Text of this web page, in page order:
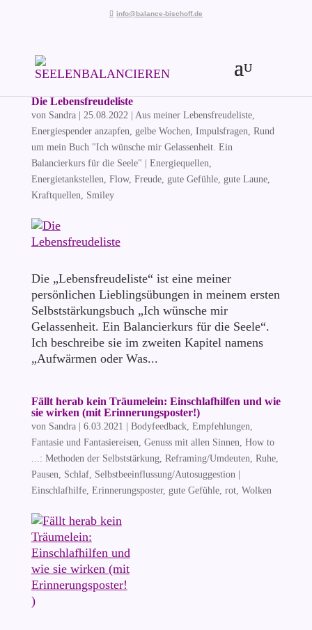
info@balance-bischoff.de
Die Lebensfreudeliste
von Sandra| 25.08.2022| Aus meiner Lebensfreudeliste,
Energiespender anzapfen, gelbe Wochen, Impulsfragen, Rund
um mein Buch "Ich wünsche mir Gelassenheit. Ein
Balancierkurs für die Seele"
Energiequellen,
Energietankstellen, Flow, Freude, gute Gefühle, gute Laune,
Kraftquellen, Smiley
Die „Lebensfreudeliste“ ist eine meiner
persönlichen Lieblingsübungen in meinem ersten
Selbststärkungsbuch „Ich wünsche mir
Gelassenheit. Ein Balancierkurs für die Seele“.
Ich beschreibe sie im zweiten Kapitel namens
„Aufwärmen oder Was...
Fällt herab kein Träumelein: Einschlafhilfen und wie
sie wirken (mit Erinnerungsposter!)
von Sandra| 6.03.2021 Bodyfeedback, Empfehlungen,
Fantasie und Fantasiereisen, Genuss mit allen Sinnen, How to
...: Methoden der Selbststärkung, Reframing/Umdeuten, Ruhe,
Pausen, Schlaf, Selbstbeeinflussung/Autosuggestion|
Einschlafhilfe, Erinnerungsposter, gute Gefühle, rot, Wolken